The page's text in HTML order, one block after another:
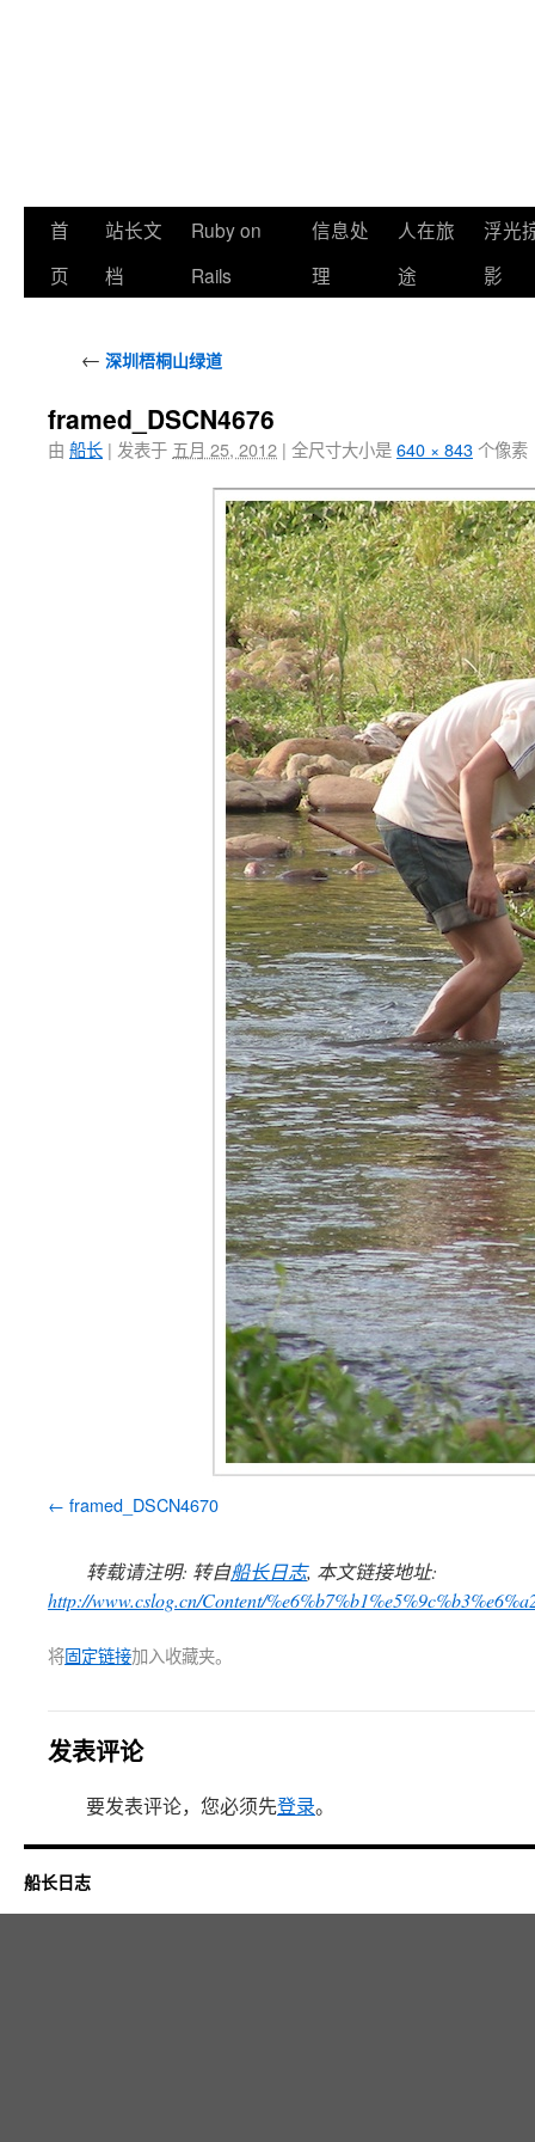
首
页
站长文
档
Ruby on
Rails
信息处
理
人在旅
途
浮光
影
← 深圳梧桐山绿道
framed_DSCN4676
由 船长 | 发表于 五月 25, 2012 | 全尺寸大小是640 × 843个像素
framed_DSCN4670
转载请注明: 转自船长日志, 本文链接地址:
http://www.cslog.cn/Content/
将固定链接加入收藏夹。
发表评论
要发表评论，您必须先登录。
船长日志